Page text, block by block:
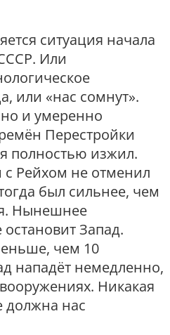
ситуация начала
Или
или «нас сомнут».
и умеренно
Перестройки
полностью изжил.
Рейхом не отменил
был сильнее, чем
Нынешнее
Запад.
чем 10
нападёт немедленно,
Никакая
должна нас